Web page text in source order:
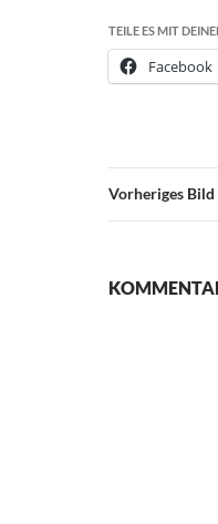
TEILE ES MIT
Facebook
Vorheriges Bild